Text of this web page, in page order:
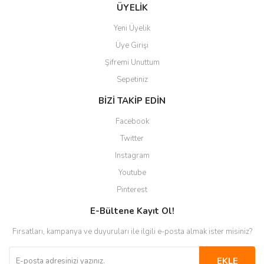
Gönder
ÜYELİK
Yeni Üyelik
Üye Girişi
Şifremi Unuttum
Sepetiniz
BİZİ TAKİP EDİN
Facebook
Twitter
Instagram
Youtube
Pinterest
E-Bültene Kayıt Ol!
Fırsatları, kampanya ve duyuruları ile ilgili e-posta almak ister misiniz?
EKLE